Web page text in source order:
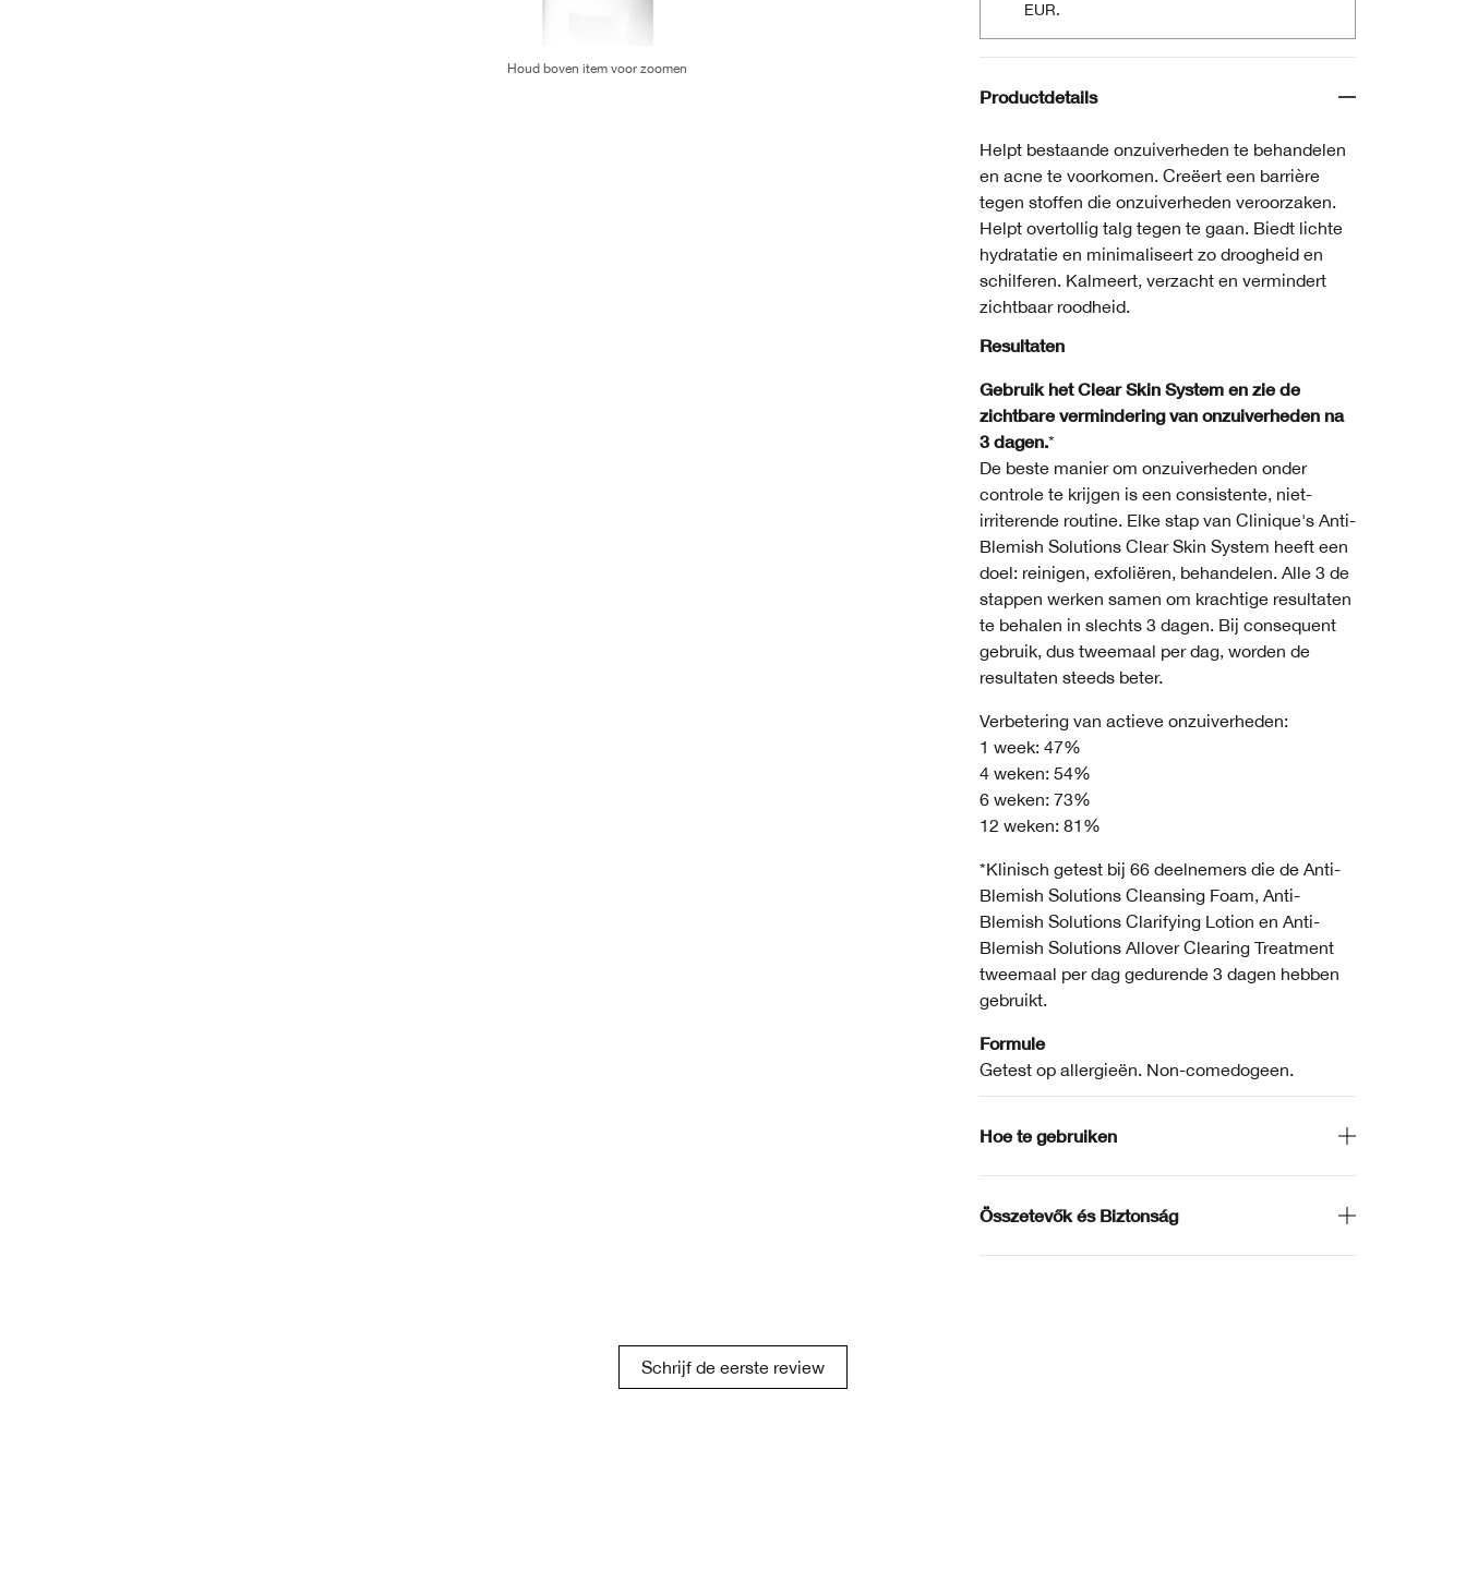
Houd boven item voor zoomen
EUR.
Productdetails
Helpt bestaande onzuiverheden te behandelen
en acne te voorkomen. Creëert een barrière
tegen stoffen die onzuiverheden veroorzaken.
Helpt overtollig talg tegen te gaan. Biedt lichte
hydratatie en minimaliseert zo droogheid en
schilferen. Kalmeert, verzacht en vermindert
zichtbaar roodheid.
Resultaten
Gebruik het Clear Skin System en zie de
zichtbare vermindering van onzuiverheden na
3 dagen.*
De beste manier om onzuiverheden onder
controle te krijgen is een consistente, niet-
irriterende routine. Elke stap van Clinique's Anti-
Blemish Solutions Clear Skin System heeft een
doel: reinigen, exfoliëren, behandelen. Alle 3 de
stappen werken samen om krachtige resultaten
te behalen in slechts 3 dagen. Bij consequent
gebruik, dus tweemaal per dag, worden de
resultaten steeds beter.
Verbetering van actieve onzuiverheden:
1 week: 47%
4 weken: 54%
6 weken: 73%
12 weken: 81%
*Klinisch getest bij 66 deelnemers die de Anti-
Blemish Solutions Cleansing Foam, Anti-
Blemish Solutions Clarifying Lotion en Anti-
Blemish Solutions Allover Clearing Treatment
tweemaal per dag gedurende 3 dagen hebben
gebruikt.
Formule
Getest op allergieën. Non-comedogeen.
Hoe te gebruiken
Összetevők és Biztonság
Schrijf de eerste review